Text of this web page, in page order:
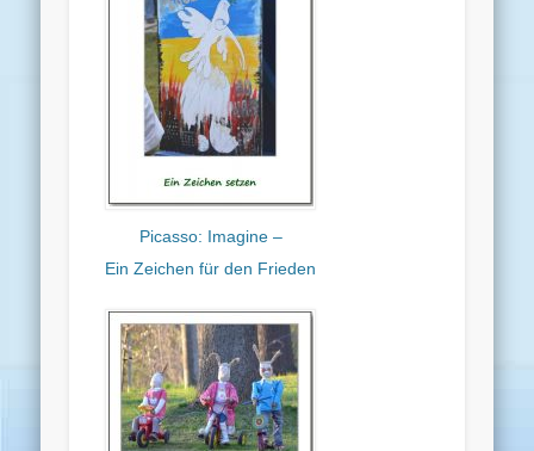
Picasso: Imagine –
Ein Zeichen für den Frieden